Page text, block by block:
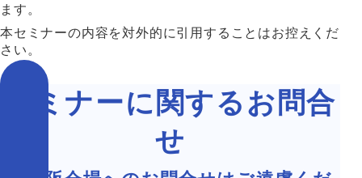
ます。
本セミナーの内容を対外的に引用することはお控えくだ
さい。
セミナーに関するお問合
せ